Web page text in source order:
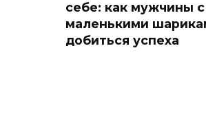
себе: как мужчины с
маленькими
добиться успеха